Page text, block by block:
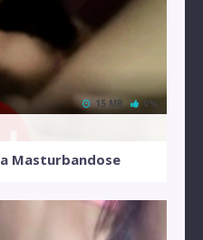
15 MB 0%
Masturbandose